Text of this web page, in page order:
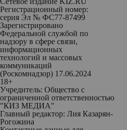
Регистрационный номер:
серия Эл № ФС77-87499
Зарегистрировано
Федеральной службой по
надзору в сфере связи,
информационных
технологий и массовых
коммуникаций
(Роскомнадзор) 17.06.2024
18+
Учредитель: Общество с
ограниченной ответственностью
"КИЗ МЕДИА"
Главный редактор: Лия Казарян-
Рогожина